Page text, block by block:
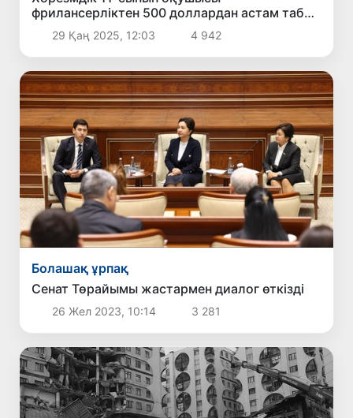
фрилансерліктен 500 доллардан астам табыс
табуда
29 Қаң 2025, 12:03 4 942
Болашақ ұрпақ
Сенат Төрайымы жастармен диалог өткізді
26 Жел 2023, 10:14 3 281